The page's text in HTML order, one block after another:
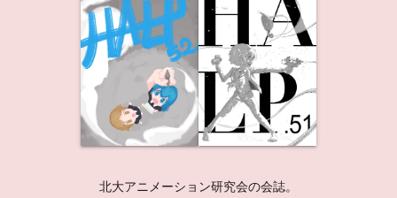
北大アニメーション研究会の会誌。